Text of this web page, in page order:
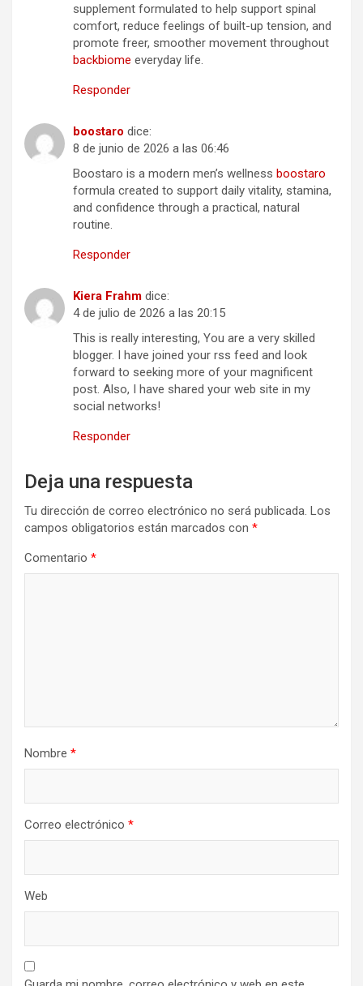
supplement formulated to help support spinal
comfort, reduce feelings of built-up tension, and
promote freer, smoother movement throughout
backbiome everyday life.
Responder
boostaro dice:
8 de junio de 2026 a las 06:46
Boostaro is a modern men’s wellness boostaro
formula created to support daily vitality, stamina,
and confidence through a practical, natural
routine.
Responder
Kiera Frahm dice:
4 de julio de 2026 a las 20:15
This is really interesting, You are a very skilled
blogger. I have joined your rss feed and look
forward to seeking more of your magnificent
post. Also, I have shared your web site in my
social networks!
Responder
Deja una respuesta
Tu dirección de correo electrónico no será publicada. Los
campos obligatorios están marcados con *
Comentario *
Nombre *
Correo electrónico *
Web